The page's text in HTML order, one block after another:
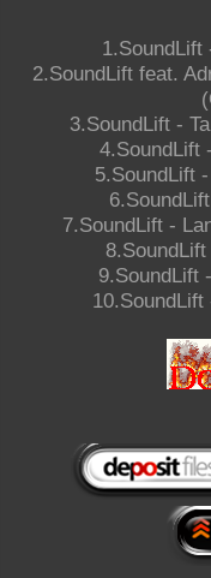
1.SoundLift
2.SoundLift feat.
3.SoundLift -
4.SoundLift
5.SoundLift
7.SoundLift -
9.SoundLift